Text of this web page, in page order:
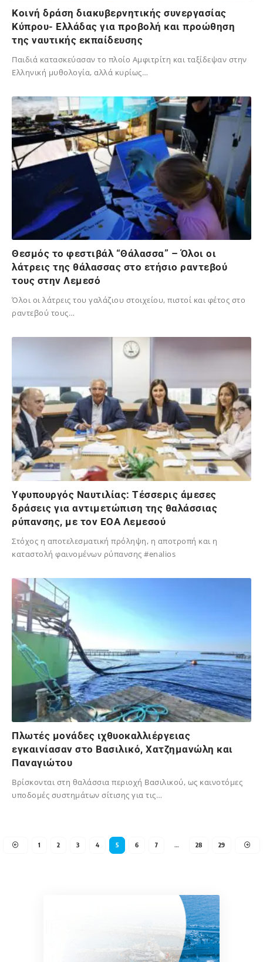
Κοινή δράση διακυβερνητικής συνεργασίας
Κύπρου- Ελλάδας για προβολή και προώθηση
της ναυτικής εκπαίδευσης
Παιδιά κατασκεύασαν το πλοίo Αμφιτρίτη και ταξίδεψαν στην
Ελληνική μυθολογία, αλλά κυρίως…
Θεσμός το φεστιβάλ “Θάλασσα” – Όλοι οι
λάτρεις της θάλασσας στο ετήσιο ραντεβού
τους στην Λεμεσό
Όλοι οι λάτρεις του γαλάζιου στοιχείου, πιστοί και φέτος στο
ραντεβού τους…
Υφυπουργός Ναυτιλίας: Τέσσερις άμεσες
δράσεις για αντιμετώπιση της θαλάσσιας
ρύπανσης, με τον ΕΟΑ Λεμεσού
Στόχος η αποτελεσματική πρόληψη, η αποτροπή και η
καταστολή φαινομένων ρύπανσης #enalios
Πλωτές μονάδες ιχθυοκαλλιέργειας
εγκαινίασαν στο Βασιλικό, Χατζημανώλη και
Παναγιώτου
Βρίσκονται στη θαλάσσια περιοχή Βασιλικού, ως καινοτόμες
υποδομές συστημάτων σίτισης για τις…
1 2 3 4 5 6 7 … 28 29